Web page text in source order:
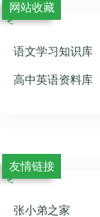
网站收藏
语文学习知识库
高中英语资料库
友情链接
张小弟之家